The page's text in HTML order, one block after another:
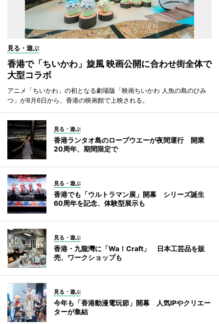
見る・遊ぶ
香港で「ちいかわ」旋風 映画公開に合わせ街全体で
大型コラボ
アニメ「ちいかわ」の初となる劇場版「映画ちいかわ 人魚の島のひみ
つ」が8月6日から、香港の映画館で上映される。
見る・遊ぶ
香港ランタオ島のロープウエーが夜間運行 開業
20周年、期間限定で
見る・遊ぶ
香港でも「ウルトラマン展」開幕 シリーズ誕生
60周年を記念、体験型展示も
見る・遊ぶ
香港・九龍灣に「Wa！Craft」 日本工芸品を販
売、ワークショップも
見る・遊ぶ
今年も「香港動漫電玩節」開幕 人気IPやクリエー
ターが集結